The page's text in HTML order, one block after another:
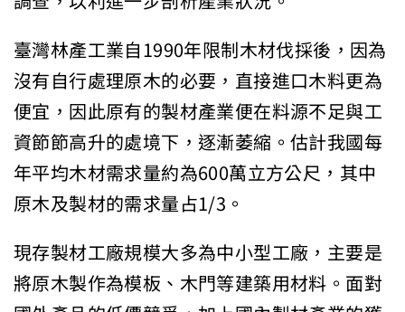
臺灣林產工業自1990年限制木材伐採後，因為
沒有自行處理原木的必要，直接進口木料更為
便宜，因此原有的製材產業便在料源不足與工
資節節高升的處境下，逐漸萎縮。估計我國每
年平均木材需求量約為600萬立方公尺，其中
原木及製材的需求量占1/3。
現存製材工廠規模大多為中小型工廠，主要是
將原木製作為模板、木門等建築用材料。面對